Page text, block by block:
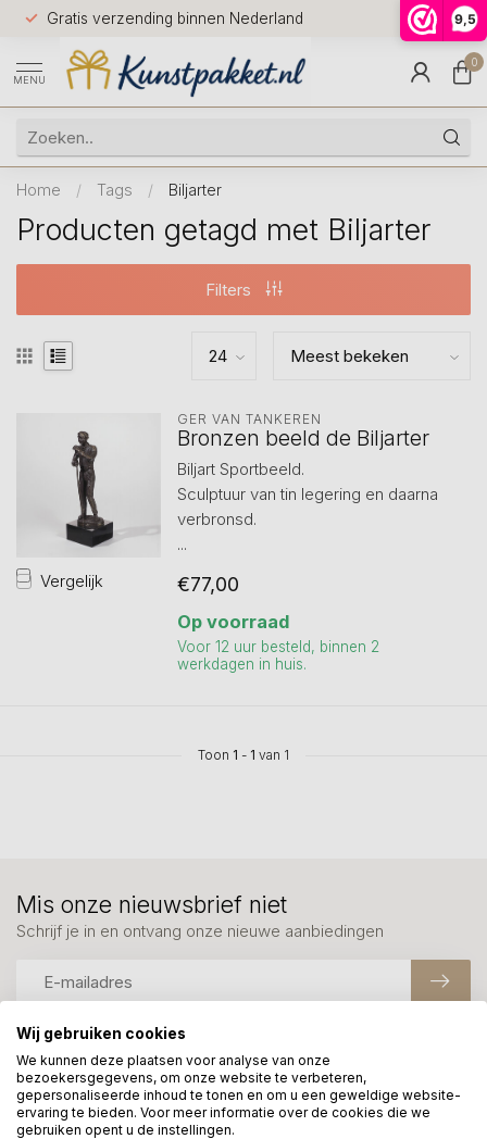
9,5
Gratis verzending binnen Nederland
Voor
huis
9.5
MENU
0
Home / Tags / Biljarter
Producten getagd met Biljarter
Filters
Vergelijk
GER VAN TANKEREN
Bronzen beeld de Biljarter
Biljart Sportbeeld.
Sculptuur van tin legering en daarna
verbronsd.
...
€77,00
Op voorraad
Voor 12 uur besteld, binnen 2
werkdagen in huis.
Toon 1 - 1 van 1
Meer informatie?
We helpen graag met uw keuze of geven advies, bel of app
ons 7 dagen per week: 06-23643267
Mis onze nieuwsbrief niet
Schrijf je in en ontvang onze nieuwe aanbiedingen
Wij gebruiken cookies
We kunnen deze plaatsen voor analyse van onze
bezoekersgegevens, om onze website te verbeteren,
gepersonaliseerde inhoud te tonen en om u een geweldige website-
ervaring te bieden. Voor meer informatie over de cookies die we
gebruiken opent u de instellingen.